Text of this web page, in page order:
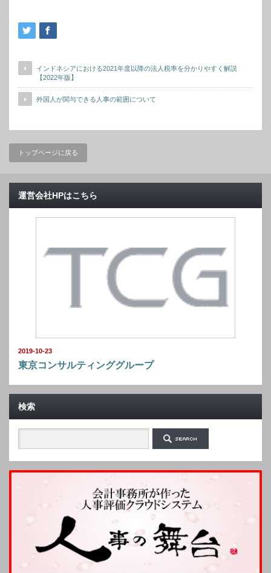
インドネシアにおける2021年度以降の法人税率を分かりやすく解説
【2022年版】
外国人が関与できる人事の範囲について
トップページに戻る
運営会社HPはこちら
2019-10-23
東京コンサルティンググループ
検索